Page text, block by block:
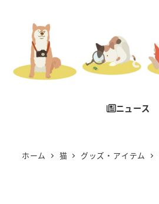
ニュース
ホーム 猫 グッズ・アイテム